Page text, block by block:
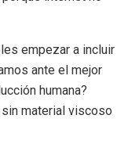
empezar a incluir
ante el mejor
humana?
sin material viscoso